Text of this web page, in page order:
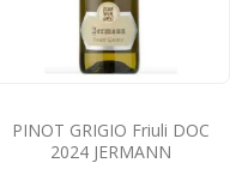
PINOT GRIGIO Friuli DOC
2024 JERMANN